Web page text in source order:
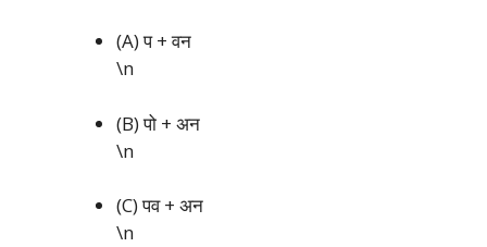
(A) प + वन
\n
(B) पो + अन
\n
(C) पव + अन
\n